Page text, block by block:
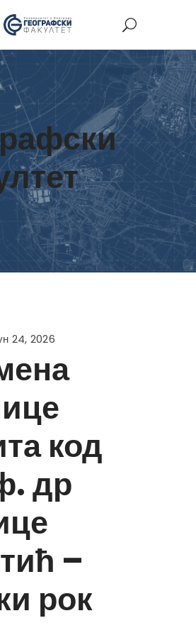
24, 2026
код
др
–
рок